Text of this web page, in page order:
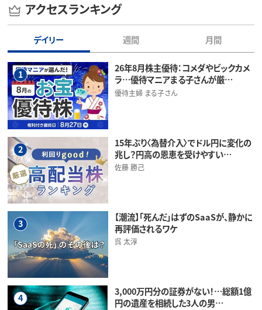
アクセスランキング
デイリー 週間 月間
1
26年8月株主優待：コメダやビックカメ
ラ…優待マニアまる子さんが厳…
優待主婦 まる子さん
2
15年ぶり〈為替介入〉でドル円に変化の
兆し？円高の恩恵を受けやすい…
佐藤 勝己
3
【潮流】「死んだ」はずのSaaSが、静かに
再評価されるワケ
呉 太淳
4
3,000万円分の証券がない！…総額1億
円の遺産を相続した3人の男…